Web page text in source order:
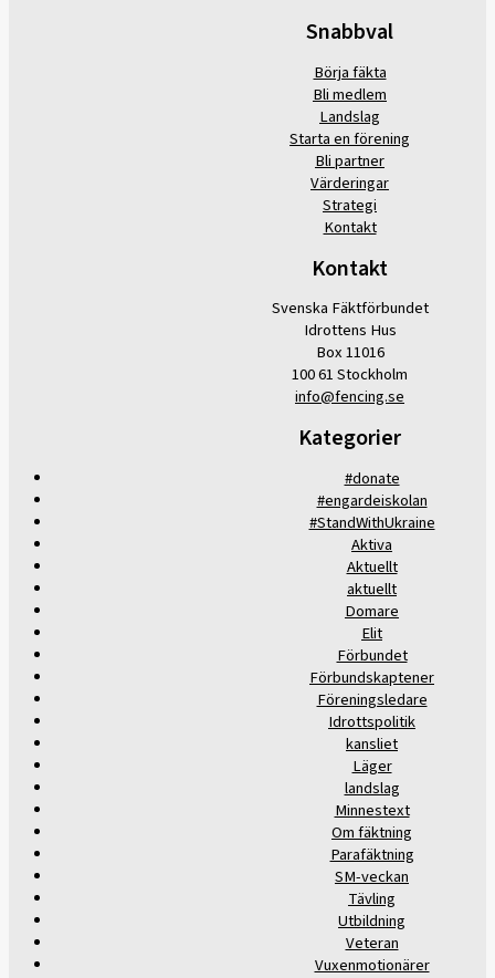
Snabbval
Börja fäkta
Bli medlem
Landslag
Starta en förening
Bli partner
Värderingar
Strategi
Kontakt
Kontakt
Svenska Fäktförbundet
Idrottens Hus
Box 11016
100 61 Stockholm
info@fencing.se
Kategorier
#donate
#engardeiskolan
#StandWithUkraine
Aktiva
Aktuellt
aktuellt
Domare
Elit
Förbundet
Förbundskaptener
Föreningsledare
Idrottspolitik
kansliet
Läger
landslag
Minnestext
Om fäktning
Parafäktning
SM-veckan
Tävling
Utbildning
Veteran
Vuxenmotionärer